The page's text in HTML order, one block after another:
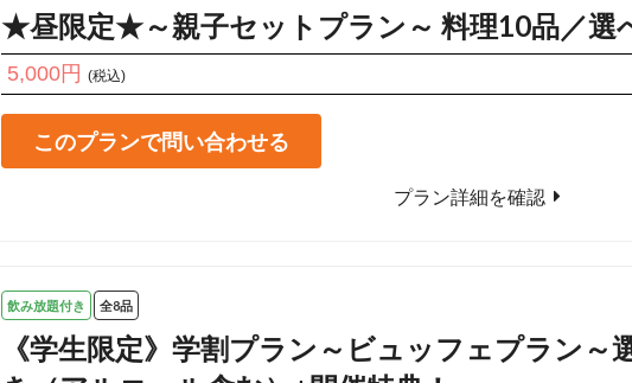
★昼限定★～親子セットプラン～ 料理10品／選
5,000円 (税込)
このプランで問い合わせる
プラン詳細を確認
飲み放題付き 全8品
《学生限定》学割プラン～ビュッフェプラン～